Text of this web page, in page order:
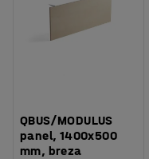
QBUS/MODULUS
panel, 1400x500
mm, breza